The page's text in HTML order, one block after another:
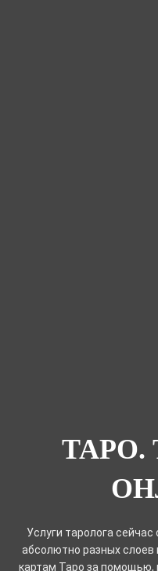
ТАРО.
Услуги таролога
абсолютно разных
картам Таро за помощью,